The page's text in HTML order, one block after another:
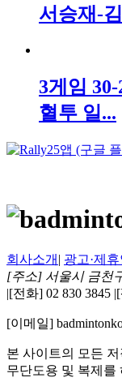
서승재-
3게임
혈투 일...
회사소개 | 광고·제휴
[주소] 서울시 금천
|[전화] 02 830 3845 |
[이메일]
본 사이트의 모든
무단도용 및 복제를